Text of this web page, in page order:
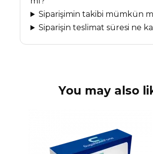
Siparişimin takibi mümkün
Siparişin teslimat süresi ne
You may also